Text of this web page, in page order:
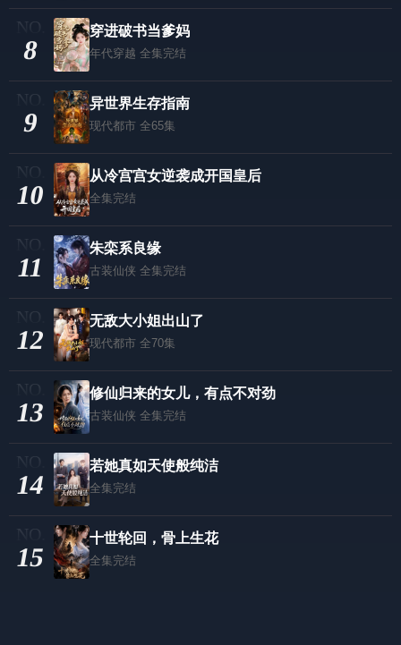
8
穿进破书当爹妈
年代穿越 全集完结
9
异世界生存指南
现代都市 全65集
10
从冷宫宫女逆袭成开国皇后
全集完结
11
朱栾系良缘
古装仙侠 全集完结
12
无敌大小姐出山了
现代都市 全70集
13
修仙归来的女儿，有点不对劲
古装仙侠 全集完结
14
若她真如天使般纯洁
全集完结
15
十世轮回，骨上生花
全集完结